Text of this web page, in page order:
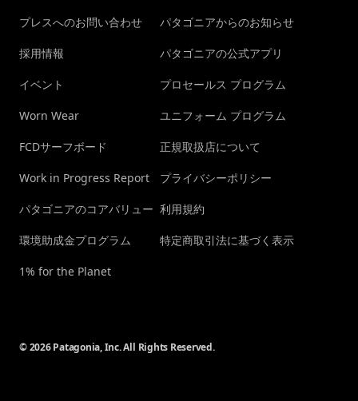
プレスへのお問い合わせ
採用情報
イベント
Worn Wear
FCDサーフボード
Work in Progress Report
パタゴニアのコアバリュー
環境助成金プログラム
1% for the Planet
パタゴニアからのお知らせ
パタゴニアの公式アプリ
プロセールス プログラム
ユニフォーム プログラム
正規取扱店について
プライバシーポリシー
利用規約
特定商取引法に基づく表示
© 2026 Patagonia, Inc. All Rights Reserved.